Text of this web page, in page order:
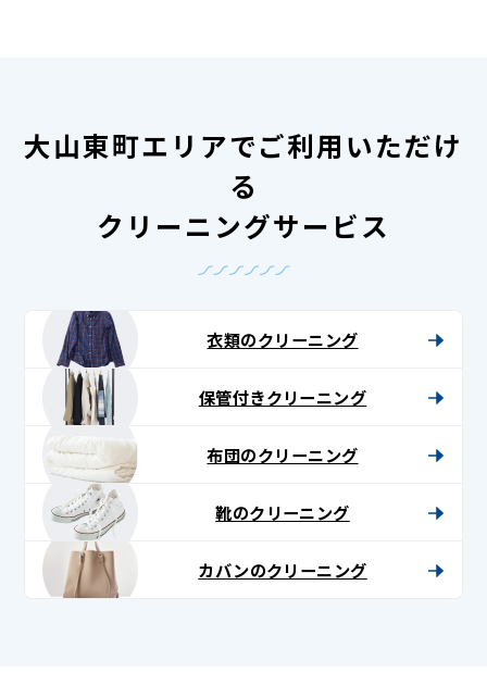
大山東町エリアでご利用いただけ
る
クリーニングサービス
衣類のクリーニング
保管付きクリーニング
布団のクリーニング
靴のクリーニング
カバンのクリーニング